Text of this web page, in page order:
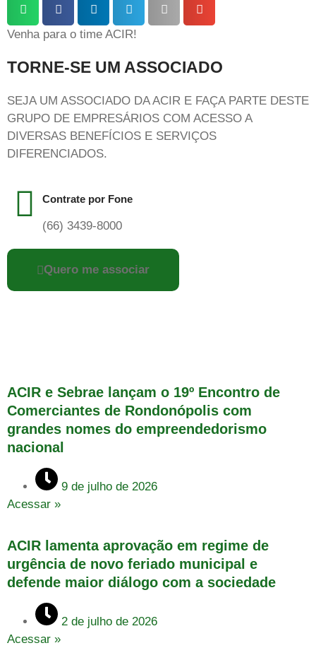
Venha para o time ACIR!
TORNE-SE UM ASSOCIADO
SEJA UM ASSOCIADO DA ACIR E FAÇA PARTE DESTE
GRUPO DE EMPRESÁRIOS COM ACESSO A
DIVERSAS BENEFÍCIOS E SERVIÇOS
DIFERENCIADOS.
Contrate por Fone
(66) 3439-8000
Quero me associar
ACIR e Sebrae lançam o 19º Encontro de
Comerciantes de Rondonópolis com
grandes nomes do empreendedorismo
nacional
9 de julho de 2026
Acessar »
ACIR lamenta aprovação em regime de
urgência de novo feriado municipal e
defende maior diálogo com a sociedade
2 de julho de 2026
Acessar »